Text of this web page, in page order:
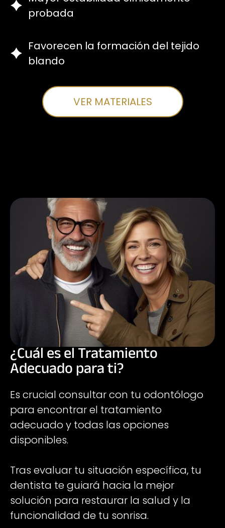
probada
Favorecen la formación del tejido
blando
VER MATERIALES
¿Cuál es el Tratamiento
Adecuado para ti?
Es crucial consultar con tu odontólogo
para encontrar el tratamiento
adecuado y todas las opciones
disponibles.
Tras evaluar tu situación específica, tu
dentista te guiará hacia la mejor
solución para restaurar la salud y la
funcionalidad de tu sonrisa.